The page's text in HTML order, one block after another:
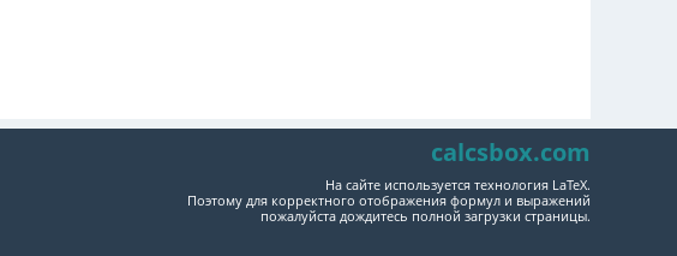
calcsbox.com
На сайте используется технология LaTeX.
Поэтому для корректного отображения формул и выражений
пожалуйста дождитесь полной загрузки страницы.